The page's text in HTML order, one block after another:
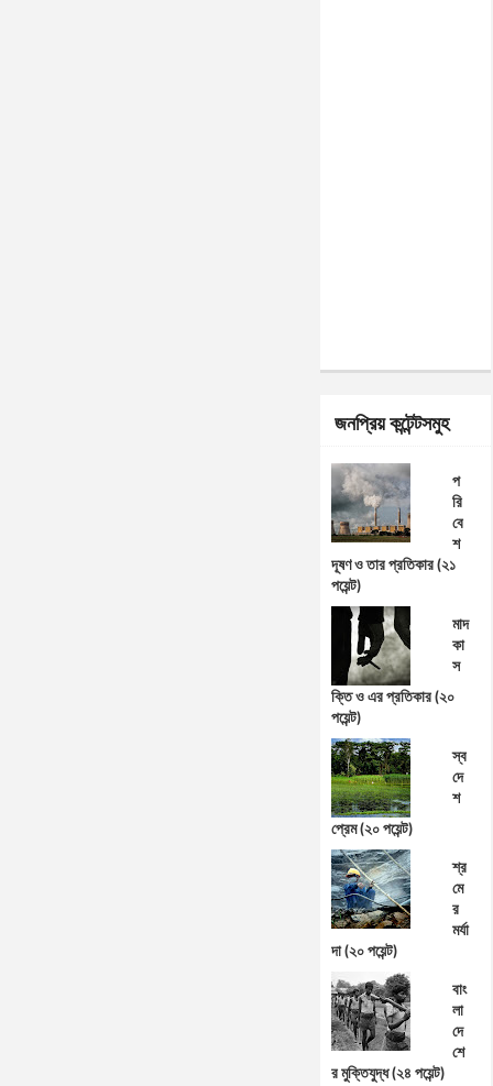
জনপ্রিয় কন্টেন্টসমুহ
প
রি
বে
শ
দূষণ ও তার প্রতিকার (২১
পয়েন্ট)
মাদ
কা
স
ক্তি ও এর প্রতিকার (২০
পয়েন্ট)
স্ব
দে
শ
প্রেম (২০ পয়েন্ট)
শ্র
মে
র
মর্যা
দা (২০ পয়েন্ট)
বাং
লা
দে
শে
র মুক্তিযুদ্ধ (২৪ পয়েন্ট)